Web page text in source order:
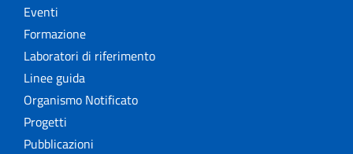
Eventi
Formazione
Laboratori di riferimento
Linee guida
Organismo Notificato
Progetti
Pubblicazioni